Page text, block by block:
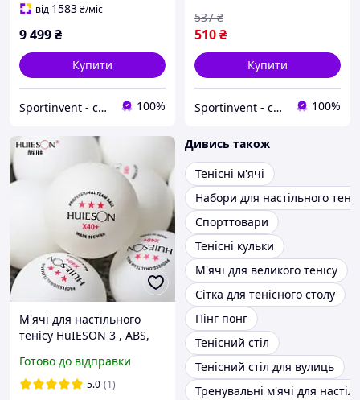
від 1583₴/міс
9 499₴
Купити
Sportinvent - спортивний інтернет магазин 100%
510₴
537 ₴
Купити
Sportinvent - спортивний інтернет магазин 100%
М'ячі для настільного
тенісу HuIESON 3 , ABS,
Готово до відправки
5.0 (1)
Дивись також
Тенісні м'ячі
Набори для настільного
Спорттовари
Тенісні кульки
М'ячі для великого тенісу
Сітка для тенісного столу
Пінг понг
Тенісний стіл
Тенісний стіл для вулиць
Тренувальні м'ячі для